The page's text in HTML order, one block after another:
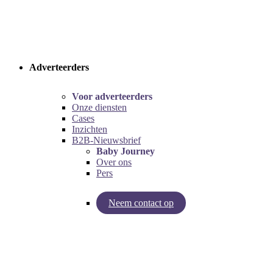
Adverteerders
Voor adverteerders
Onze diensten
Cases
Inzichten
B2B-Nieuwsbrief
Baby Journey
Over ons
Pers
Neem contact op